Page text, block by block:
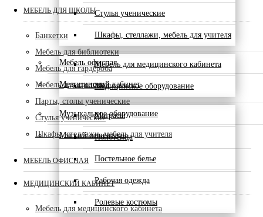
Стулья ученические
Шкафы, стеллажи, мебель для учителя
Мебель офисная
Медицинский кабинет
Мебель для медицинского кабинета
Медицинское оборудование
Музыкальное оборудование
Мягкий инвентарь
Матрасы
Полотенца
Постельное белье
Рабочая одежда
Ролевые костюмы
МЕБЕЛЬ ДЛЯ ШКОЛЫ
Банкетки
Мебель для библиотеки
Мебель для гардероба
Мебель для столовой
Парты, столы ученические
Стулья ученические
Шкафы, стеллажи, мебель для учителя
МЕБЕЛЬ ОФИСНАЯ
МЕДИЦИНСКИЙ КАБИНЕТ
Мебель для медицинского кабинета